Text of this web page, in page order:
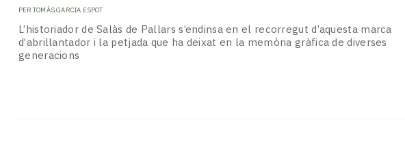
PER TOMÀS GARCIA ESPOT
L’historiador de Salàs de Pallars s’endinsa en el recorregut d’aquesta marca
d’abrillantador i la petjada que ha deixat en la memòria gràfica de diverses
generacions